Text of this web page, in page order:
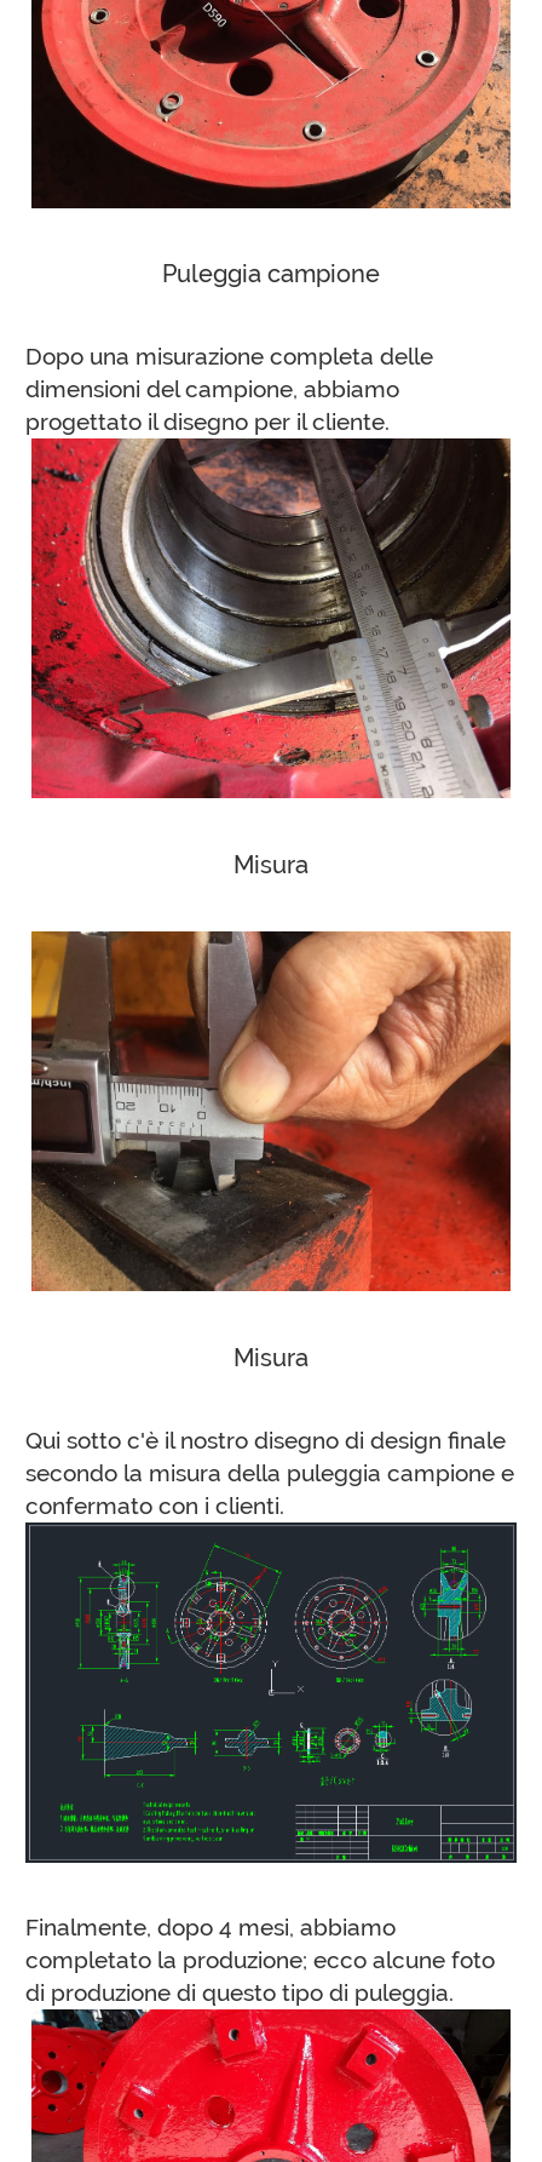
Puleggia campione
Dopo una misurazione completa delle
dimensioni del campione, abbiamo
progettato il disegno per il cliente.
Misura
Misura
Qui sotto c'è il nostro disegno di design finale
secondo la misura della puleggia campione e
confermato con i clienti.
Finalmente, dopo 4 mesi, abbiamo
completato la produzione; ecco alcune foto
di produzione di questo tipo di puleggia.